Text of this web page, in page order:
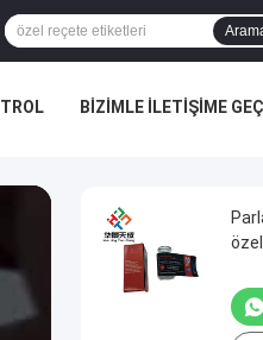
BIZIMLE ILETIŞIME